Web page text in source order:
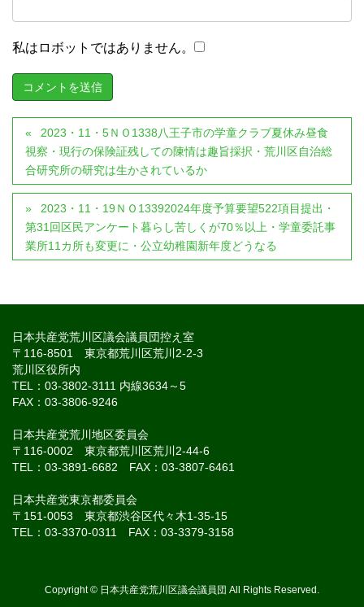
私はロボットではありません。
2023・11・5ＮＯ1338八王子市の学童クラブ夏休み昼食
視察・現行の保険証残しての陳情は趣旨採択・荒川区自治総
合研究所の研究は生かされているか
2023・11・19ＮＯ13392024年度予算要望522項目提出・
第31回区民アンケート暮らし苦しくが70％以上・学童委託事
業所11カ所も変更に・公立幼稚園新年度どうなる
日本共産党荒川区議会議員団控え室
〒116-8501 東京都荒川区荒川2-2-3
荒川区役所内
TEL：03-3802-3111 内線3634～5
FAX：03-3806-9246
日本共産党荒川地区委員会
〒116-0002 東京都荒川区荒川2-44-6
TEL：03-3891-6682 FAX：03-3807-6461
日本共産党東京都委員会
〒151-0053 東京都渋谷区代々木1-35-15
TEL：03-3370-0311 FAX：03-3379-3158
Copyright © 日本共産党荒川区議会議員団 All Rights Reserved.